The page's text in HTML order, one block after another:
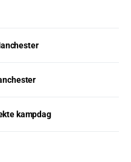
kampdag